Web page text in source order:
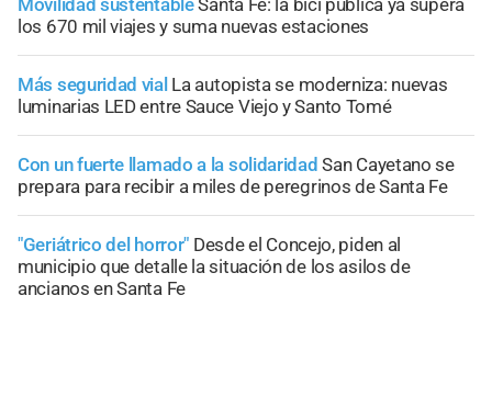
Movilidad sustentableSanta Fe: la bici pública ya supera
los 670 mil viajes y suma nuevas estaciones
Más seguridad vial La autopista se moderniza: nuevas
luminarias LED entre Sauce Viejo y Santo Tomé
Con un fuerte llamado a la solidaridad San Cayetano se
prepara para recibir a miles de peregrinos de Santa Fe
"Geriátrico del horror" Desde el Concejo, piden al
municipio que detalle la situación de los asilos de
ancianos en Santa Fe